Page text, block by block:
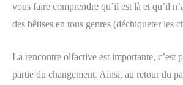
vous faire comprendre qu’il est là et qu’il
des bêtises en tous genres (déchiqueter les
La rencontre olfactive est importante, c’est
partie du changement. Ainsi, au retour du